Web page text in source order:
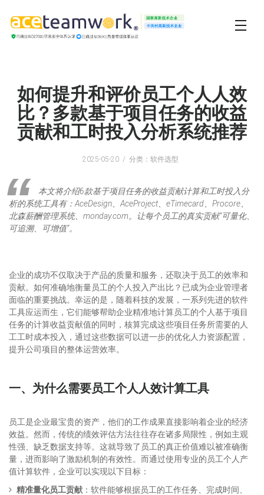
如何提升和评价员工个人人效
比？多款基于项目任务的收益
贡献和工时投入分析系统推荐
2025-05-20 分类：软件选型
本文将介绍6款基于项目任务的收益贡献计算和工时投入分
析的系统工具有：AceDesign、AceProject、eTimecard、Procore、
北森薪酬管理系统、monday.com。让每个员工的真实贡献“可量化、
可追溯、可增值”。
企业的成功不仅取决于产品的质量和服务，还取决于员工的效率和
贡献。如何准确地衡量员工的个人投入产出比？已成为企业管理者
面临的重要挑战。幸运的是，随着科技的发展，一系列先进的软件
工具应运而生，它们能够帮助企业精准地计算员工的个人基于项目
任务的计算收益贡献值的同时，核算完成这些项目任务所需要的人
工工时成本投入，通过这些数据可以进一步的优化人力资源配置，
提升公司项目的整体运营效率。
一、为什么需要员工个人人效计算工具
员工是企业最宝贵的资产，他们的工作成果直接影响着企业的经济
效益。然而，传统的绩效评估方法往往存在诸多局限性，例如主观
性强、缺乏数据支持等。这就导致了员工的真正价值难以被准确衡
量，进而影响了激励机制的有效性。而通过使用专业的员工个人产
值计算软件，企业可以实现以下目标：
精准量化员工贡献 ：软件能够根据员工的工作任务、完成时间、